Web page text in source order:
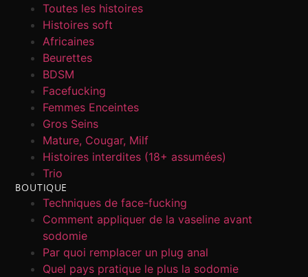
Toutes les histoires
Histoires soft
Africaines
Beurettes
BDSM
Facefucking
Femmes Enceintes
Gros Seins
Mature, Cougar, Milf
Histoires interdites (18+ assumées)
Trio
BOUTIQUE
Techniques de face-fucking
Comment appliquer de la vaseline avant
sodomie
Par quoi remplacer un plug anal
Quel pays pratique le plus la sodomie